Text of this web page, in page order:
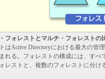
フォレストとマルチ・フォレストの
はActive Directoryにおける最大の管
れる。フォレストの構成には、す
レストと、複数のフォレストに分け